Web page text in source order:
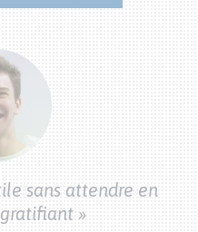
sans attendre en
gratifiant »